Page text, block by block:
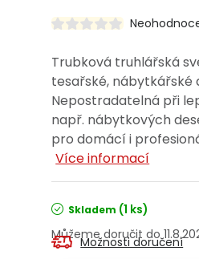
Trubková truhlářská
tesařské, nábytkářské
Nepostradatelná při
např. nábytkových
pro domácí i
Více informací
Skladem (1 ks)
Možnosti doručení